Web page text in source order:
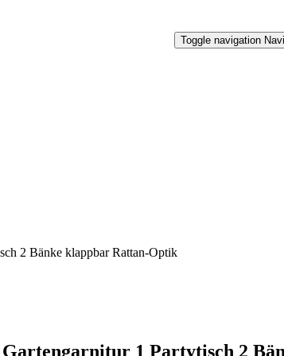
Toggle navigation
2 Bänke klappbar Rattan-Optik
Gartengarnitur 1 Partytisch 2